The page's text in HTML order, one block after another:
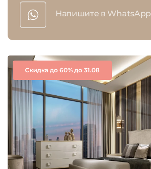
Напишите в WhatsApp
Скидка до 60% до 31.08